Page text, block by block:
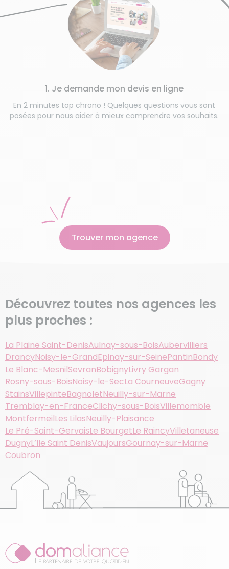
En 2 minutes top chrono ! Quelques questions vous sont
posées pour nous aider à mieux comprendre vos souhaits.
1. Je demande mon devis en ligne
Trouver mon agence
Découvrez toutes nos agences les
plus proches :
La Plaine Saint-DenisAulnay-sous-BoisAubervilliers
DrancyNoisy-le-GrandEpinay-sur-SeinePantinBondy
Le Blanc-MesnilSevranBobignyLivry Gargan
Rosny-sous-BoisNoisy-le-SecLa CourneuveGagny
StainsVillepinteBagnoletNeuilly-sur-Marne
Tremblay-en-FranceClichy-sous-BoisVillemomble
MontfermeilLes LilasNeuilly-Plaisance
Le Pré-Saint-GervaisLe BourgetLe RaincyVilletaneuse
DugnyL’Ile Saint DenisVaujoursGournay-sur-Marne
Coubron